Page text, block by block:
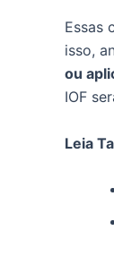
Essas
isso,
ou
IOF
Leia